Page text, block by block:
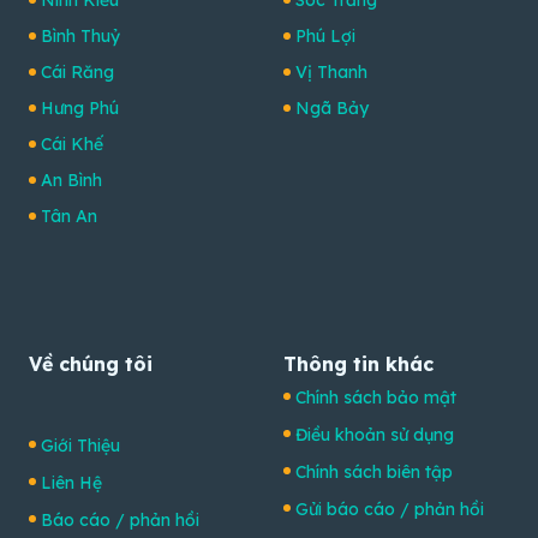
Bình Thuỷ
Cái Răng
Hưng Phú
Cái Khế
An Bình
Tân An
Phú Lợi
Vị Thanh
Ngã Bảy
Về chúng tôi
Giới Thiệu
Liên Hệ
Báo cáo / phản hồi
Thông tin khác
Chính sách bảo mật
Điều khoản sử dụng
Chính sách biên tập
Gửi báo cáo / phản hồi